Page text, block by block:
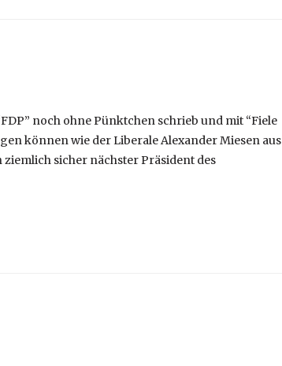
noch ohne Pünktchen schrieb und mit “Fiele
können wie der Liberale Alexander Miesen aus
sicher nächster Präsident des